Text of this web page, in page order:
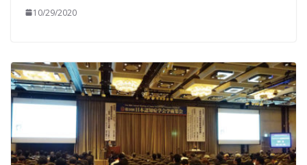
10/29/2020